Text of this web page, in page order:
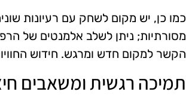
כמו כן, יש מקום לשחק עם רעיונות
מסורתיות; ניתן לשלב אלמנטים של
הקשר למקום חדש ומרגש. חידוש
תמיכה רגשית ומשאבים